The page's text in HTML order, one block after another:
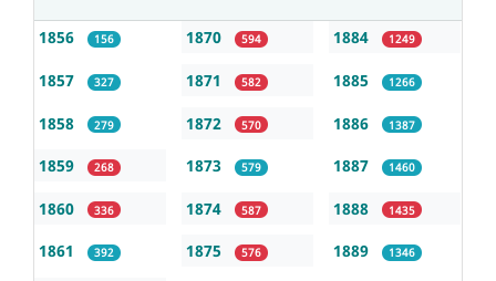
1856 156
1857 327
1858 279
1859 268
1860 336
1861 392
1870 594
1871 582
1872 570
1873 579
1874 587
1875 576
1884 1249
1885 1266
1886 1387
1887 1460
1888 1435
1889 1346